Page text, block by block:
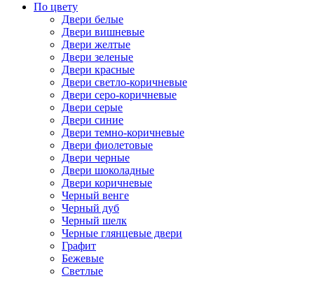
По цвету
Двери белые
Двери вишневые
Двери желтые
Двери зеленые
Двери красные
Двери светло-коричневые
Двери серо-коричневые
Двери серые
Двери синие
Двери темно-коричневые
Двери фиолетовые
Двери черные
Двери шоколадные
Двери коричневые
Черный венге
Черный дуб
Черный шелк
Черные глянцевые двери
Графит
Бежевые
Светлые